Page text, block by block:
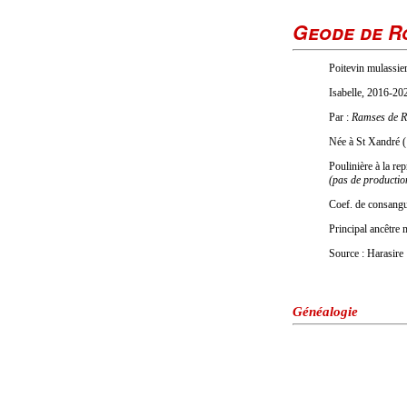
Geode de
Poitevin
Isabelle, 2016-
Par : Ramses de
Née à St Xandré
Poulinière à la
(pas de
Coef. de
Principal ancêtre
Source : Harasire
Généalogie